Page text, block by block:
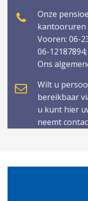
Onze
kantooruren
Vooren: 06-
06-
Ons
Wilt u
bereikbaar
u kunt hier
neemt